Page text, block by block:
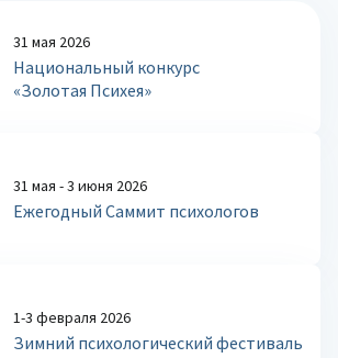
31 мая 2026
Национальный конкурс
«Золотая Психея»
31 мая - 3 июня 2026
Ежегодный Саммит психологов
1-3 февраля 2026
Зимний психологический фестиваль